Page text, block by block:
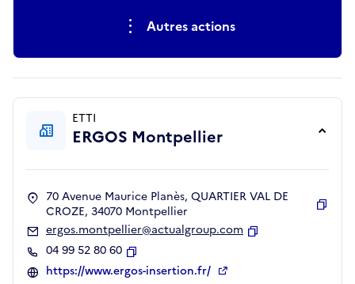
Autres actions
ETTI
ERGOS Montpellier
70 Avenue Maurice Planès, QUARTIER VAL DE
CROZE, 34070 Montpellier
ergos.montpellier@actualgroup.com
04 99 52 80 60
Copier
https://www.ergos-insertion.fr/